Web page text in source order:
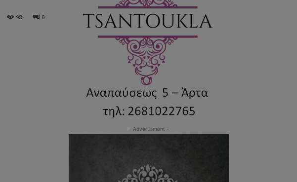
0
98
- Advertisment -